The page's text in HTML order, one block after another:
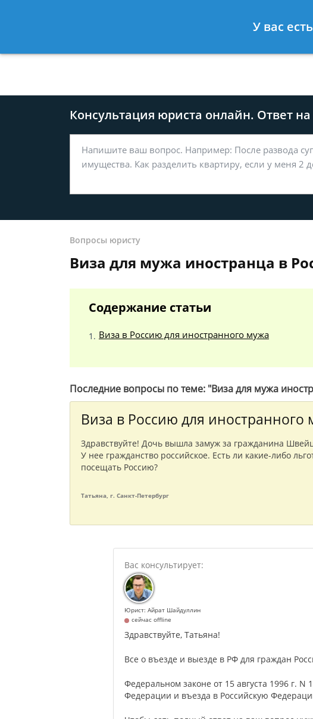
8 812 509-27-47
Консультация юриста онлайн. Ответ
Вопросы юристу
Виза для мужа иностранца в
Содержание статьи
Виза в Россию для иностранного мужа
Последние вопросы по теме: "Виза для мужа
Виза в Россию для иностранного
Здравствуйте! Дочь вышла замуж за гражданина
У нее гражданство российское. Есть ли какие-либо
посещать Россию?
Татьяна, г. Санкт-Петербург
Юрист: Айрат Шайдуллин
сейчас offline
Здравствуйте, Татьяна!
Все о въезде и выезде в РФ для граждан
Федеральном законе от 15 августа 1996 г.
Федерации и въезда в Российскую
У вас